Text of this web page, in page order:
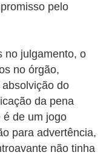
pelo
no julgamento, o
no órgão,
do
da pena
é de um jogo
para advertência,
não tinha